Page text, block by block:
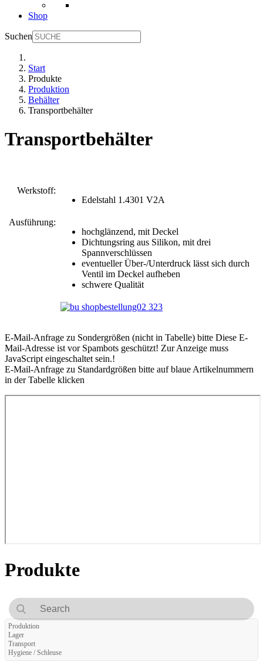
Shop
Suchen
Start
Produkte
Produktion
Behälter
Transportbehälter
Transportbehälter
Werkstoff:
Edelstahl 1.4301 V2A
Ausführung:
hochglänzend, mit Deckel
Dichtungsring aus Silikon, mit drei
Spannverschlüssen
eventueller Über-/Unterdruck lässt sich durch
Ventil im Deckel aufheben
schwere Qualität
E-Mail-Anfrage zu Sondergrößen (nicht in Tabelle) bitte Diese E-
Mail-Adresse ist vor Spambots geschützt! Zur Anzeige muss
JavaScript eingeschaltet sein.!
E-Mail-Anfrage zu Standardgrößen bitte auf blaue Artikelnummern
in der Tabelle klicken
Produkte
Produktion
Lager
Transport
Hygiene / Schleuse